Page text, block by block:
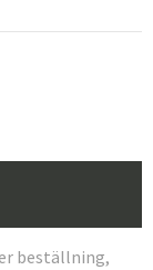
beställning,